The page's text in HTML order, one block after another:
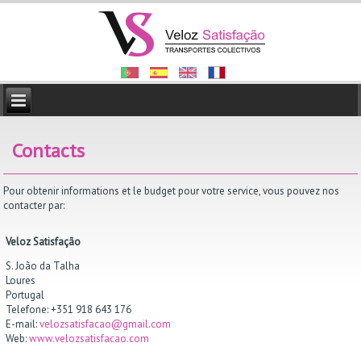
Contacts
Pour obtenir informations et le budget pour votre service, vous pouvez nos
contacter par:
Veloz Satisfação
S. João da Talha
Loures
Portugal
Telefone: +351 918 643 176
E-mail:velozsatisfacao@gmail.com
Web:www.velozsatisfacao.com